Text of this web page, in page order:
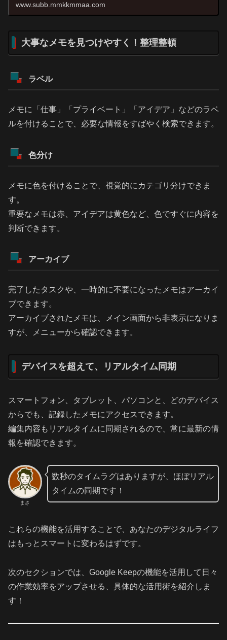
す。目標を達成の秘訣は、まず“簡単...
www.subb.mmkkmmaa.com
大事なメモを見つけやすく！整理整頓
ラベル
メモに「仕事」「プライベート」「アイデア」などのラベ
ルを付けることで、必要な情報をすばやく検索できます。
色分け
メモに色を付けることで、視覚的にカテゴリ分けできま
す。
重要なメモは赤、アイデアは黄色など、色ですぐに内容を
判断できます。
アーカイブ
完了したタスクや、一時的に不要になったメモはアーカイ
ブできます。
アーカイブされたメモは、メイン画面から非表示になりま
すが、メニューから確認できます。
デバイスを超えて、リアルタイム同期
スマートフォン、タブレット、パソコンと、どのデバイス
からでも、記録したメモにアクセスできます。
編集内容もリアルタイムに同期されるので、常に最新の情
報を確認できます。
まさ
数秒のタイムラグはありますが、ほぼリアル
タイムの同期です！
これらの機能を活用することで、あなたのデジタルライフ
はもっとスマートに変わるはずです。
次のセクションでは、Google Keepの機能を活用して日々
の作業効率をアップさせる、具体的な活用術を紹介しま
す！